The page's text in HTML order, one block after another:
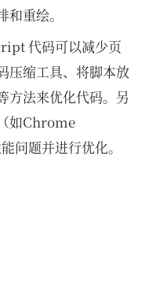
重绘。
代码可以减少页
压缩工具、将脚本放
方法来优化代码。另
如Chrome
问题并进行优化。